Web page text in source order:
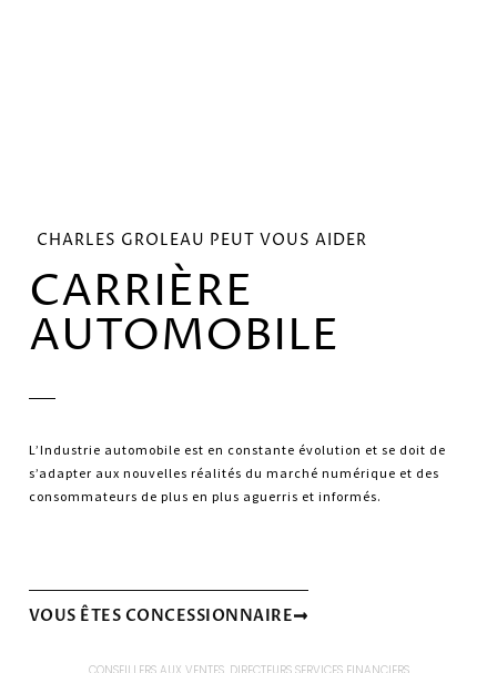
CHARLES GROLEAU PEUT VOUS AIDER
CARRIÈRE
AUTOMOBILE
L’Industrie automobile est en constante évolution et se doit de
s’adapter aux nouvelles réalités du marché numérique et des
consommateurs de plus en plus aguerris et informés.
VOUS ÊTES CONCESSIONNAIRE